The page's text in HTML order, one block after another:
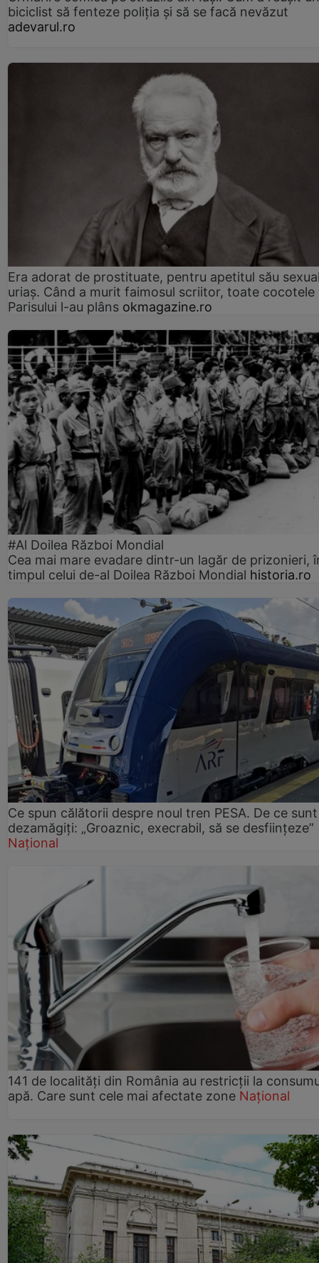
biciclist să fenteze poliția și să se facă nevăzut
adevarul.ro
Era adorat de prostituate, pentru apetitul său
uriaș. Când a murit faimosul scriitor, toate cocotele
Parisului l-au plâns okmagazine.ro
#Al Doilea Război Mondial
Cea mai mare evadare dintr-un lagăr de prizonieri,
timpul celui de-al Doilea Război Mondial historia.ro
Ce spun călătorii despre noul tren PESA. De ce sunt
dezamăgiți: „Groaznic, execrabil, să se desființeze”
Național
141 de localități din România au restricții la
apă. Care sunt cele mai afectate zone Național